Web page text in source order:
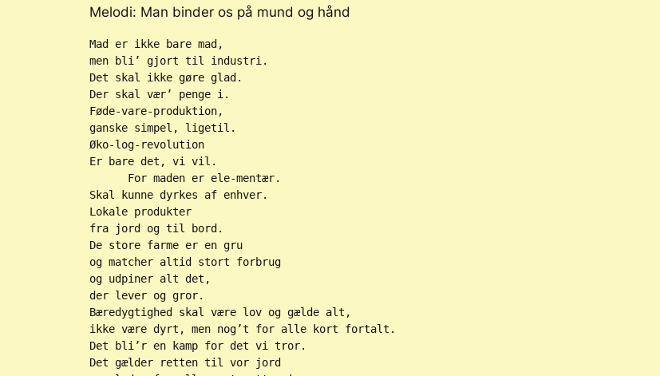
Melodi: Man binder os på mund og hånd
Mad er ikke bare mad,
men bli’ gjort til industri.
Det skal ikke gøre glad.
Der skal vær’ penge i.
Føde-vare-produktion,
ganske simpel, ligetil.
Øko-log-revolution
Er bare det, vi vil.
      For maden er ele-mentær.
Skal kunne dyrkes af enhver.
Lokale produkter
fra jord og til bord.
De store farme er en gru
og matcher altid stort forbrug
og udpiner alt det,
der lever og gror.
Bæredygtighed skal være lov og gælde alt,
ikke være dyrt, men nog’t for alle kort fortalt.
Det bli’r en kamp for det vi tror.
Det gælder retten til vor jord